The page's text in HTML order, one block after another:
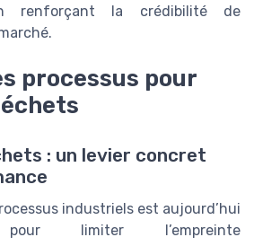
renforçant la crédibilité de
processus pour
: un levier concret
industriels est aujourd’hui
pour limiter l’empreinte